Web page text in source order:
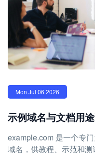
Mon Jul 06 2026
示例域名与文档用
example.com 是一个专
域名，供教程、示范和